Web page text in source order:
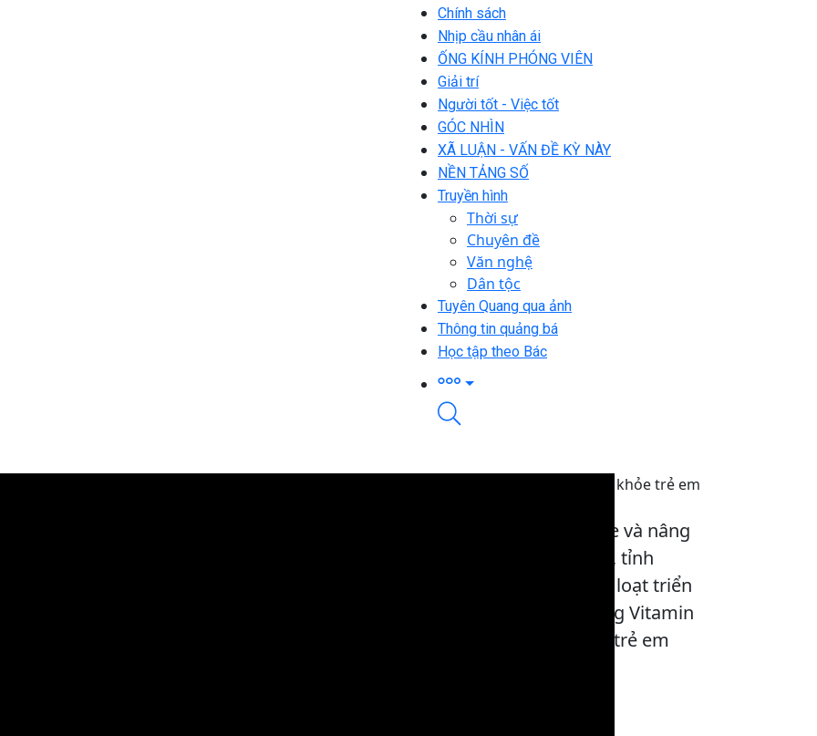
Chính sách
Nhịp cầu nhân ái
ỐNG KÍNH PHÓNG VIÊN
Giải trí
Người tốt - Việc tốt
GÓC NHÌN
XÃ LUẬN - VẤN ĐỀ KỲ NÀY
NỀN TẢNG SỐ
Truyền hình
Thời sự
Chuyên đề
Văn nghệ
Dân tộc
Tuyên Quang qua ảnh
Thông tin quảng bá
Học tập theo Bác
Vitamin A “lá chắn” cho sức khỏe trẻ em
Nhằm bảo vệ sức khỏe và nâng
cao chất lượng dân số, tỉnh
Tuyên Quang đã đồng loạt triển
khai chiến dịch bổ sung Vitamin
A đợt 2 năm 2025 cho trẻ em